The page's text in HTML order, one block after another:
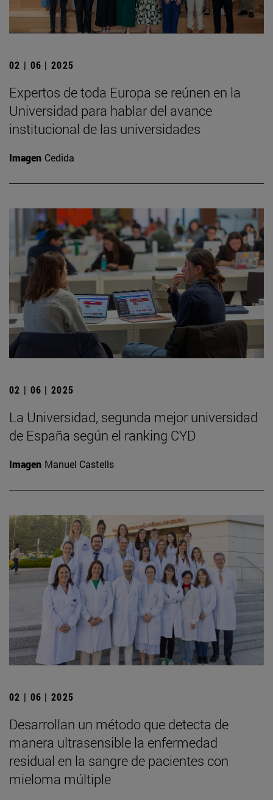
02 | 06 | 2025
Expertos de toda Europa se reúnen en la
Universidad para hablar del avance
institucional de las universidades
Imagen Cedida
02 | 06 | 2025
La Universidad, segunda mejor universidad
de España según el ranking CYD
Imagen Manuel Castells
02 | 06 | 2025
Desarrollan un método que detecta de
manera ultrasensible la enfermedad
residual en la sangre de pacientes con
mieloma múltiple